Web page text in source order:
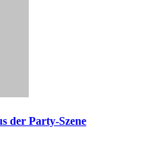
der Party-Szene